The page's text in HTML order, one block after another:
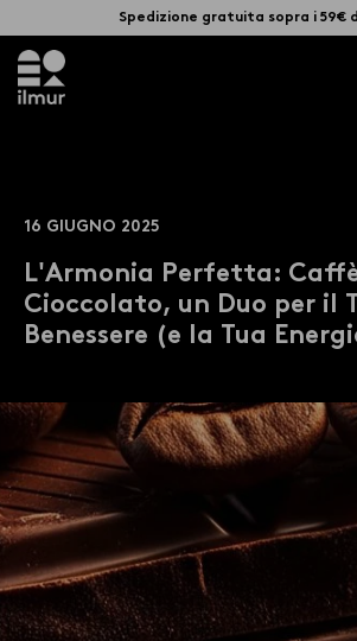
Spedizione gratuita sopra i 59€
16 GIUGNO 2025
L'Armonia Perfetta:
Cioccolato, un Duo per il
Benessere (e la Tua